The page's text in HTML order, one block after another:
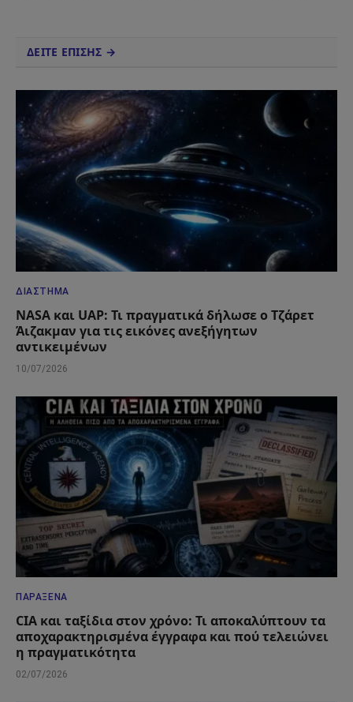
ΔΕΙΤΕ ΕΠΙΣΗΣ →
ΔΙΆΣΤΗΜΑ
NASA και UAP: Τι πραγματικά δήλωσε ο Τζάρετ
Άιζακμαν για τις εικόνες ανεξήγητων
αντικειμένων
10/07/2026
ΠΑΡΆΞΕΝΑ
CIA και ταξίδια στον χρόνο: Τι αποκαλύπτουν τα
αποχαρακτηρισμένα έγγραφα και πού τελειώνει
η πραγματικότητα
02/07/2026